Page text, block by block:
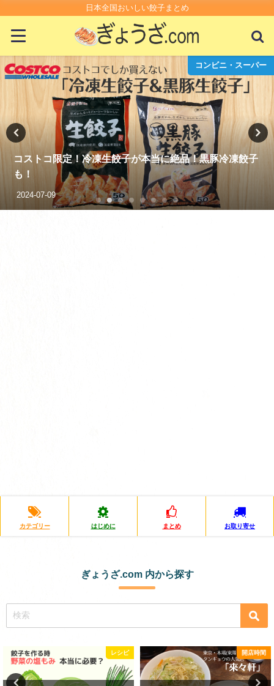
日本全国おいしい餃子まとめ
駅名
デートにオススメ！東京で餃子が美味しいお店5選
2023-05-28
カテゴリー はじめに まとめ お取り寄せ
ぎょうざ.com 内から探す
開店時間 コンビニ・スーパー